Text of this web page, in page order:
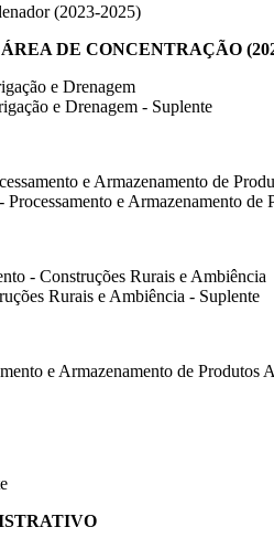
(2023-2025)
DE CONCENTRAÇÃO
e Drenagem
e Drenagem - Suplente
e Armazenamento de
e Armazenamento de
- Construções Rurais e Ambiência
Rurais e Ambiência - Suplente
e Armazenamento de